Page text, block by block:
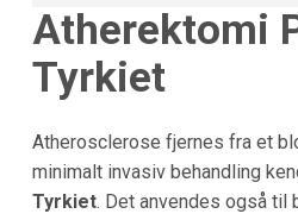
Atherektomi
Tyrkiet
Atherosclerose fjernes fra et
minimalt invasiv behandling
Tyrkiet. Det anvendes også til